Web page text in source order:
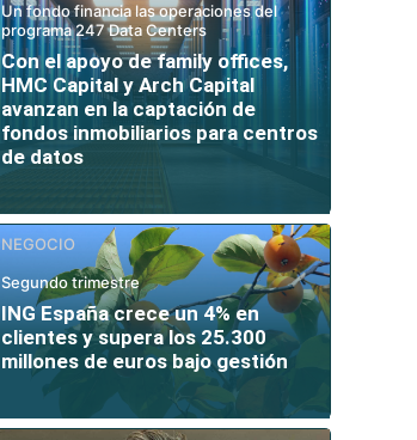
Un fondo financia las operaciones del
programa 247 Data Centers
Con el apoyo de family offices,
HMC Capital y Arch Capital
avanzan en la captación de
fondos inmobiliarios para centros
de datos
NEGOCIO
Segundo trimestre
ING España crece un 4% en
clientes y supera los 25.300
millones de euros bajo gestión